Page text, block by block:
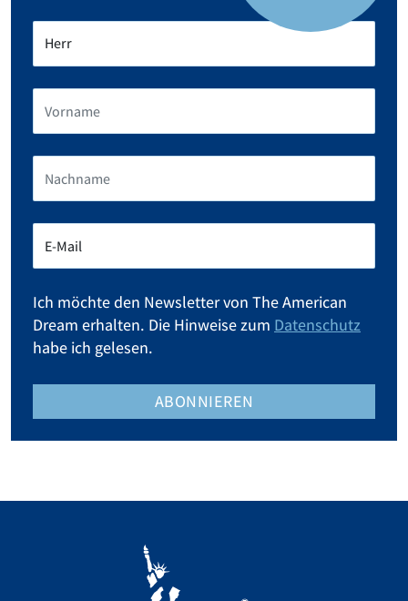
Ich möchte den Newsletter von The American
Dream erhalten. Die Hinweise zum Datenschutz
habe ich gelesen.
ABONNIEREN